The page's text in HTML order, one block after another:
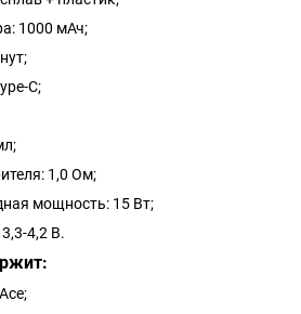
1000 мАч;
C;
1,0 Ом;
мощность: 15 Вт;
4,2 В.